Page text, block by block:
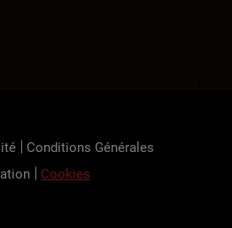
Conditions Générales
Cookies